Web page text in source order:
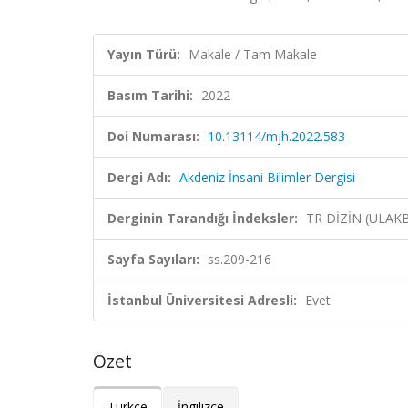
Yayın Türü: Makale / Tam Makale
Basım Tarihi: 2022
Doi Numarası: 10.13114/mjh.2022.583
Dergi Adı: Akdeniz İnsani Bilimler Dergisi
Derginin Tarandığı İndeksler: TR DİZİN
Sayfa Sayıları: ss.209-216
İstanbul Üniversitesi Adresli: Evet
Özet